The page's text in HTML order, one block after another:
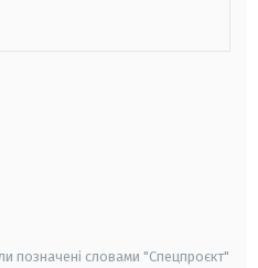
позначені словами "Спецпроєкт"